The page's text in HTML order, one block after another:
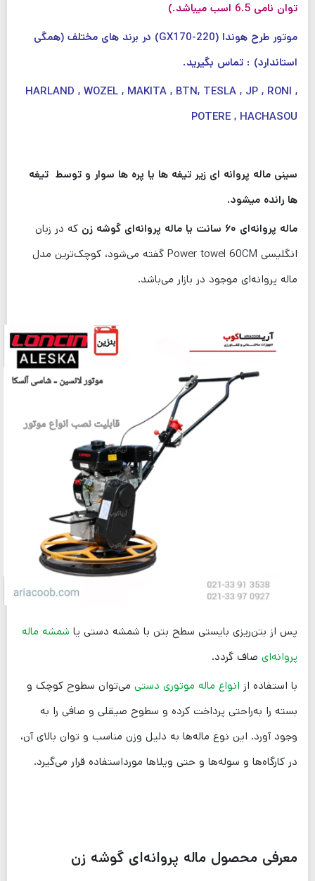
توان نامی 6.5 اسب میباشد.)
موتور طرح هوندا (GX170-220) در برند های مختلف (همگی
استاندارد) : تماس بگیرید.
HARLAND , WOZEL , MAKITA , BTN, TESLA , JP , RONI ,
POTERE , HACHASOU
سینی ماله پروانه ای زیر تیغه ها یا پره ها سوار و توسط تیغه
ها رانده میشود.
ماله پروانه‌ای ۶۰ سانت یا ماله پروانه‌ای گوشه زن
که در زبان
انگلیسی Power towel 60CM گفته می‌شود، کوچک‌ترین مدل
ماله پروانه‌ای موجود در بازار می‌باشد.
پس از بتن‌ریزی بایستی سطح بتن با شمشه دستی یا شمشه ماله
پروانه‌ای صاف گردد.
با استفاده از انواع ماله موتوری دستی می‌توان سطوح کوچک و
بسته را به‌راحتی پرداخت کرده و سطوح صیقلی و صافی را به
وجود آورد. این نوع ماله‌ها به دلیل وزن مناسب و توان بالای آن،
در کارگاه‌ها و سوله‌ها و حتی ویلا‌ها مورداستفاده قرار می‌گیرد.
معرفی محصول ماله پروانه‌ای گوشه زن